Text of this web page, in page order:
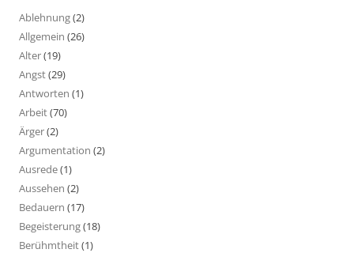
Ablehnung(2)
Allgemein (26)
Alter(19)
Angst(29)
Antworten (1)
Arbeit(70)
Ärger(2)
Argumentation (2)
Ausrede(1)
Aussehen (2)
Bedauern (17)
Begeisterung(18)
Berühmtheit(1)